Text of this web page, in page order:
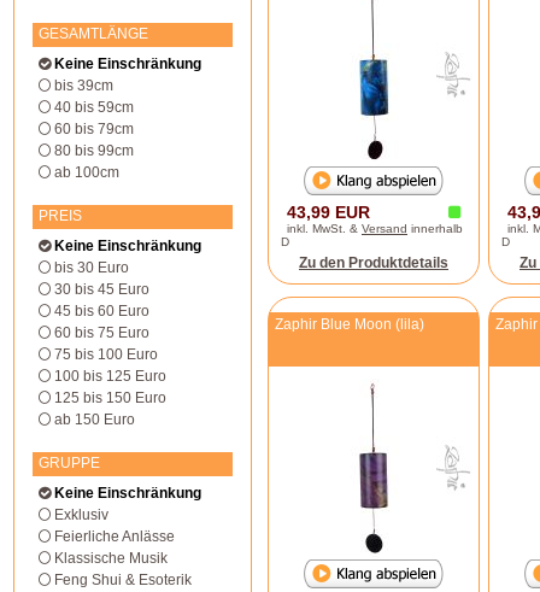
GESAMTLÄNGE
Keine Einschränkung
bis 39cm
40 bis 59cm
60 bis 79cm
80 bis 99cm
ab 100cm
PREIS
Keine Einschränkung
bis 30 Euro
30 bis 45 Euro
45 bis 60 Euro
60 bis 75 Euro
75 bis 100 Euro
100 bis 125 Euro
125 bis 150 Euro
ab 150 Euro
GRUPPE
Keine Einschränkung
Exklusiv
Feierliche Anlässe
Klassische Musik
Feng Shui & Esoterik
43,99 EUR
inkl. MwSt. & Versand innerhalb
D
Zu den Produktdetails
inkl.
D
Zaphir Blue Moon (lila)